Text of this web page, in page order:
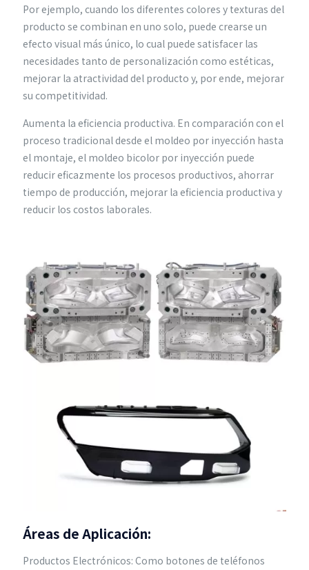
Por ejemplo, cuando los diferentes colores y texturas del
producto se combinan en uno solo, puede crearse un
efecto visual más único, lo cual puede satisfacer las
necesidades tanto de personalización como estéticas,
mejorar la atractividad del producto y, por ende, mejorar
su competitividad.
Aumenta la eficiencia productiva. En comparación con el
proceso tradicional desde el moldeo por inyección hasta
el montaje, el moldeo bicolor por inyección puede
reducir eficazmente los procesos productivos, ahorrar
tiempo de producción, mejorar la eficiencia productiva y
reducir los costos laborales.
Áreas de Aplicación:
Productos Electrónicos: Como botones de teléfonos